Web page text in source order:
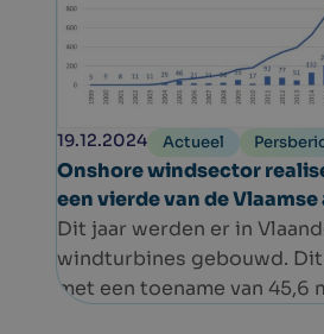
19.12.2024 Actueel
Onshore windsector
een vierde van de
Dit jaar werden er in
windturbines gebouwd.
met een toename van 45,6